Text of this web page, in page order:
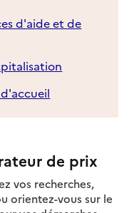
d'aide et de
de prix
vos recherches,
orientez-vous sur le